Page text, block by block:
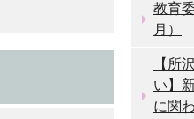
教育
月）
【所
い】
に関